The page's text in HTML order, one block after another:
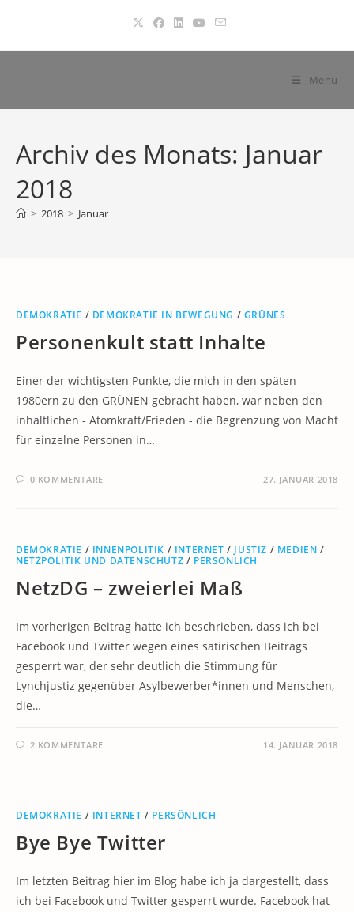
springen
Menü
Archiv des Monats: Januar
2018
> 2018 > Januar
DEMOKRATIE / DEMOKRATIE IN BEWEGUNG / GRÜNES
Personenkult statt Inhalte
Einer der wichtigsten Punkte, die mich in den späten
1980ern zu den GRÜNEN gebracht haben, war neben den
inhaltlichen - Atomkraft/Frieden - die Begrenzung von Macht
für einzelne Personen in…
0 KOMMENTARE 27. JANUAR 2018
DEMOKRATIE / INNENPOLITIK / INTERNET / JUSTIZ / MEDIEN /
NETZPOLITIK UND DATENSCHUTZ / PERSÖNLICH
NetzDG – zweierlei Maß
Im vorherigen Beitrag hatte ich beschrieben, dass ich bei
Facebook und Twitter wegen eines satirischen Beitrags
gesperrt war, der sehr deutlich die Stimmung für
Lynchjustiz gegenüber Asylbewerber*innen und Menschen,
die…
2 KOMMENTARE 14. JANUAR 2018
DEMOKRATIE / INTERNET / PERSÖNLICH
Bye Bye Twitter
Im letzten Beitrag hier im Blog habe ich ja dargestellt, dass
ich bei Facebook und Twitter gesperrt wurde. Facebook hat